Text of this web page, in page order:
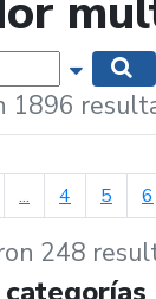
1896
anterior
... 4 5 6
248